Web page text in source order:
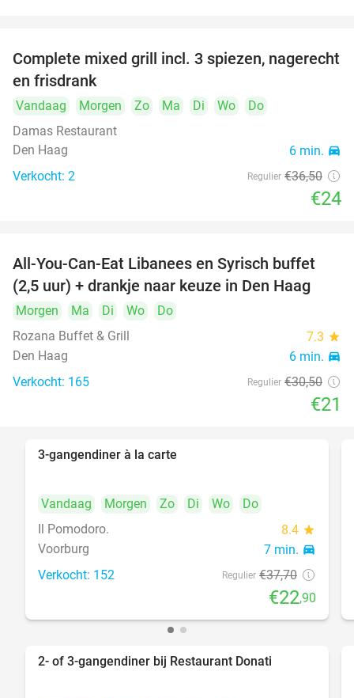
food
food
34%
Complete mixed grill incl. 3 spiezen, nagerecht
en frisdrank
Vandaag Morgen Zo Ma Di Wo
Do
Damas Restaurant
Den Haag
6 min. directions_car
Verkocht: 2 Regulier €36,50
€24
31%
All-You-Can-Eat Libanees en Syrisch buffet
(2,5 uur) + drankje naar keuze in Den Haag
Morgen Ma Di Wo
Do
Rozana Buffet & Grill
7.3 star
Den Haag 6 min. directions_car
Verkocht: 165 Regulier €30,50
€21
3-gangendiner à la carte
Vandaag Morgen Zo Di Wo
Do
Il Pomodoro.
8.4 star
Voorburg 7 min. directions_car
Verkocht: 152 Regulier €37,70
€22,90
2- of 3-gangendiner bij Restaurant Donati